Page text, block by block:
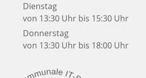
Dienstag
von 13:30 Uhr bis 15:30 Uhr
Donnerstag
von 13:30 Uhr bis 18:00 Uhr